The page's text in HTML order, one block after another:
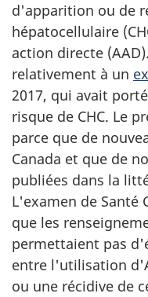
d'apparition ou de
hépatocellulaire
action directe
relativement à un
2017, qui avait
risque de CHC. Le
parce que de
Canada et que de
publiées dans la
L'examen de Santé
que les
permettaient pas
entre l'utilisation
ou une récidive de